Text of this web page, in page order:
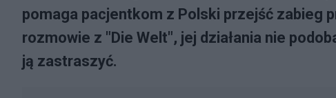
pomaga pacjentkom z Polski przejść zabieg
rozmowie z "Die Welt", jej działania nie
ją zastraszyć.